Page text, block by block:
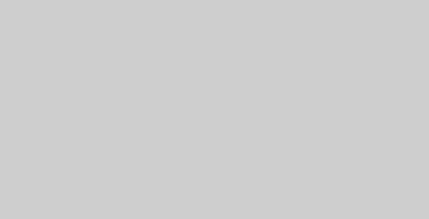
Марком и Элизабет Профететами